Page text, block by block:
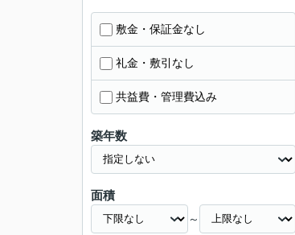
敷金・保証金なし
礼金・敷引なし
共益費・管理費込み
築年数
面積
～